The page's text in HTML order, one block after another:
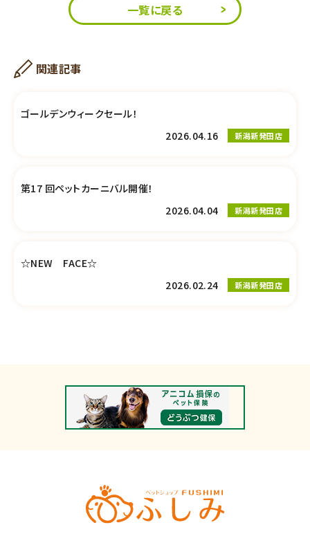
一覧に戻る
関連記事
ゴールデンウィークセール！
2026.04.16
新潟新発田店
第17 回ペットカーニバル開催！
2026.04.04
新潟新発田店
☆NEW FACE☆
2026.02.24
新潟新発田店